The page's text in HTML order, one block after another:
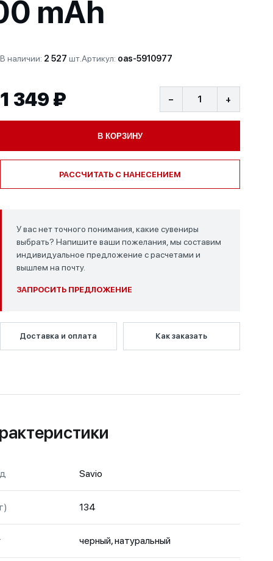
mAh
В наличии: 2 527 шт.Артикул: oas-5910977
1 349 ₽ − +
В КОРЗИНУ
РАССЧИТАТЬ С НАНЕСЕНИЕМ
У вас нет точного понимания, какие сувениры
выбрать? Напишите ваши пожелания, мы составим
индивидуальное предложение с расчетами и
вышлем на почту.
ЗАПРОСИТЬ ПРЕДЛОЖЕНИЕ
Доставка и оплата Как заказать
Savio
134
черный, натуральный